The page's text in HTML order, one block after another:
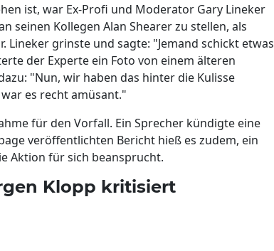
ist, war Ex-Profi und Moderator Gary Lineker
seinen Kollegen Alan Shearer zu stellen, als
Lineker grinste und sagte: "Jemand schickt etwas
der Experte ein Foto von einem älteren
"Nun, wir haben das hinter die Kulisse
es recht amüsant."
für den Vorfall. Ein Sprecher kündigte eine
veröffentlichten Bericht hieß es zudem, ein
Aktion für sich beansprucht.
Klopp kritisiert